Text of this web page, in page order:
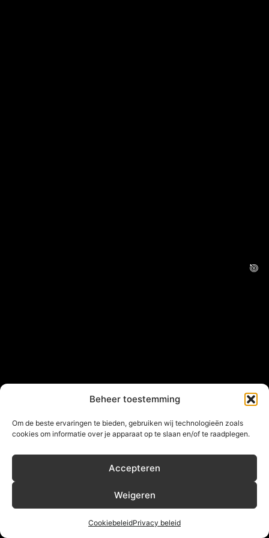
Beheer toestemming
Om de beste ervaringen te bieden, gebruiken wij technologieën zoals
cookies om informatie over je apparaat op te slaan en/of te raadplegen.
Accepteren
Weigeren
CookiebeleidPrivacy beleid